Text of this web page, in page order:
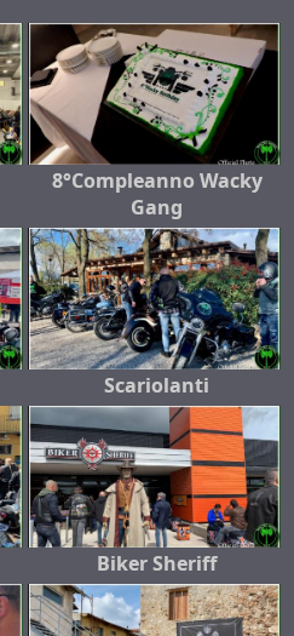
8°Compleanno Wacky
Gang
Scariolanti
Biker Sheriff